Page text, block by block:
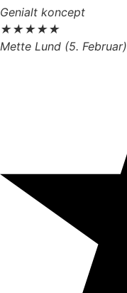
Genialt koncept
★★★★★
Mette Lund (5. Februar)